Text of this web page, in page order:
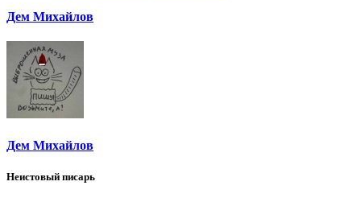
Дем Михайлов
Дем Михайлов
Неистовый писарь